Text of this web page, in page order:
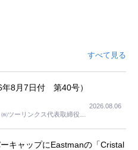
すべて見る
年8月7日付 第40号）
ツーリンクス代表取締役社
2026.08.06
キャップにEastmanの「Cristal